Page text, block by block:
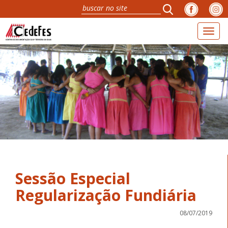
Sessão Especial
Regularização Fundiária
08/07/2019